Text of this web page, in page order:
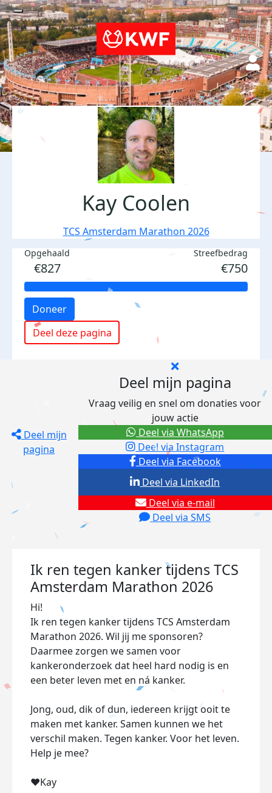
Kay Coolen
TCS Amsterdam Marathon 2026
Opgehaald
€827
Streefbedrag
€750
Doneer
Deel deze pagina
Deel mijn
pagina
Deel mijn pagina
Vraag veilig en snel om donaties voor
jouw actie
Deel via Facebook
Deel via Instagram
Deel via e-mail
Deel via SMS
Deel via LinkedIn
Deel via WhatsApp
Ik ren tegen kanker tijdens TCS
Amsterdam Marathon 2026
Hi!
Ik ren tegen kanker tijdens TCS Amsterdam
Marathon 2026. Wil jij me sponsoren?
Daarmee zorgen we samen voor
kankeronderzoek dat heel hard nodig is en
een beter leven met en ná kanker.
Jong, oud, dik of dun, iedereen krijgt ooit te
maken met kanker. Samen kunnen we het
verschil maken. Tegen kanker. Voor het leven.
Help je mee?
♥️Kay